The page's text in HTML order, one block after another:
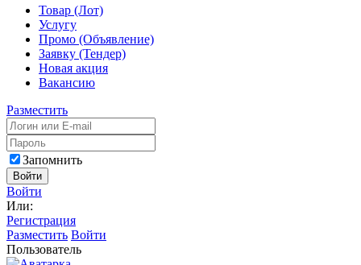
Товар (Лот)
Услугу
Промо (Объявление)
Заявку (Тендер)
Новая акция
Вакансию
Разместить
Запомнить
Войти
Войти
Или:
Регистрация
Разместить Войти
Пользователь